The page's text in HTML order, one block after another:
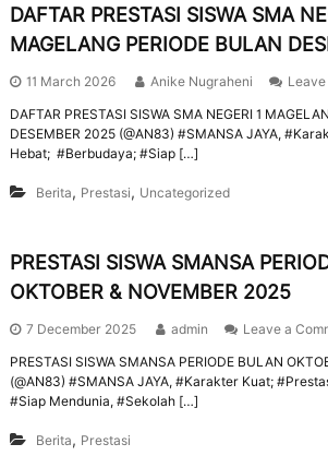
DAFTAR PRESTASI SISWA SMA
MAGELANG PERIODE BULAN
11 March 2026 Anike Nugraheni
DAFTAR PRESTASI SISWA SMA NEGERI 1
DESEMBER 2025 (@AN83) #SMANSA JAYA,
Hebat; #Berbudaya; #Siap […]
Berita, Prestasi, Uncategorized
PRESTASI SISWA SMANSA
OKTOBER & NOVEMBER 2025
7 December 2025 admin
Leave a
PRESTASI SISWA SMANSA PERIODE BULAN
(@AN83) #SMANSA JAYA, #Karakter Kuat;
#Siap Mendunia, #Sekolah […]
Berita, Prestasi